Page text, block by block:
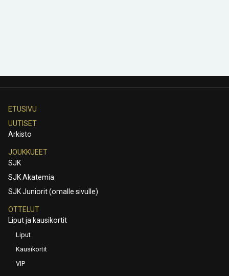
ETUSIVU
UUTISET
Arkisto
JOUKKUEET
SJK
SJK Akatemia
SJK Juniorit (omalle sivulle)
OTTELUT
Liput ja kausikortit
Liput
Kausikortit
VIP